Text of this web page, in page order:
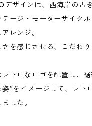
デザインは、西海岸の古
ージ・モーターサイク
レンジ。
を感じさせる、こだわり
トロなロゴを配置し、
”をイメージして、レト
した。